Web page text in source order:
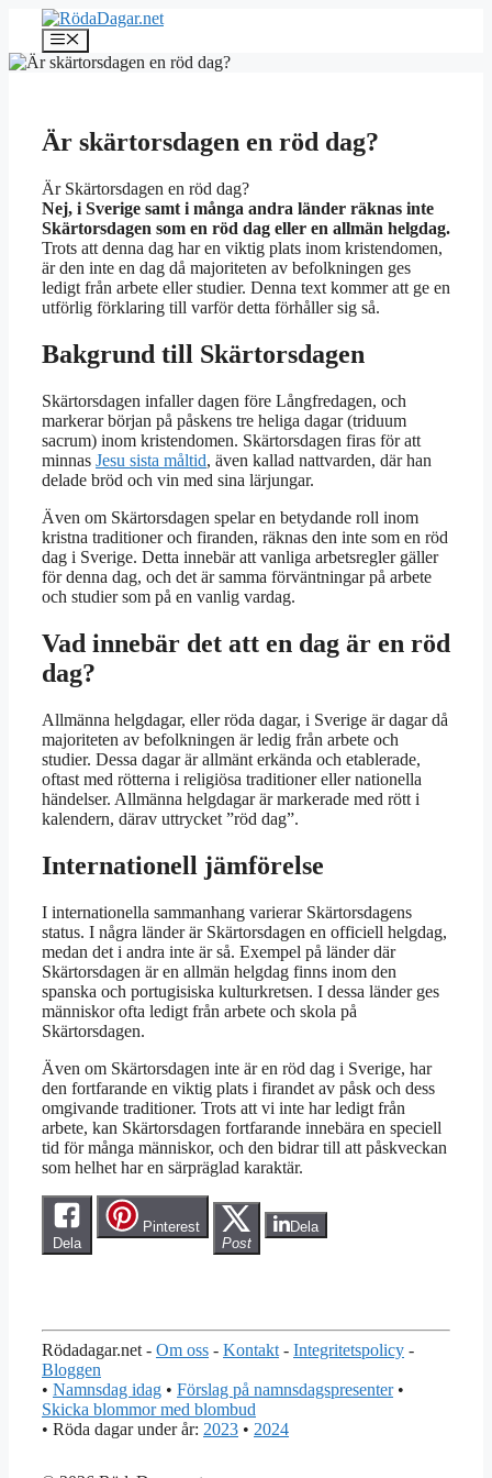
Hoppa
innehåll
Meny
Är skärtorsdagen en röd dag?
Är Skärtorsdagen en röd dag?
Nej, i Sverige samt i många andra länder räknas inte
Skärtorsdagen som en röd dag eller en allmän helgdag.
Trots att denna dag har en viktig plats inom kristendomen,
är den inte en dag då majoriteten av befolkningen ges
ledigt från arbete eller studier. Denna text kommer att ge en
utförlig förklaring till varför detta förhåller sig så.
Bakgrund till Skärtorsdagen
Skärtorsdagen infaller dagen före Långfredagen, och
markerar början på påskens tre heliga dagar (triduum
sacrum) inom kristendomen. Skärtorsdagen firas för att
minnas Jesu sista måltid, även kallad nattvarden, där han
delade bröd och vin med sina lärjungar.
Även om Skärtorsdagen spelar en betydande roll inom
kristna traditioner och firanden, räknas den inte som en röd
dag i Sverige. Detta innebär att vanliga arbetsregler gäller
för denna dag, och det är samma förväntningar på arbete
och studier som på en vanlig vardag.
Vad innebär det att en dag är en röd
dag?
Allmänna helgdagar, eller röda dagar, i Sverige är dagar då
majoriteten av befolkningen är ledig från arbete och
studier. Dessa dagar är allmänt erkända och etablerade,
oftast med rötterna i religiösa traditioner eller nationella
händelser. Allmänna helgdagar är markerade med rött i
kalendern, därav uttrycket ”röd dag”.
Internationell jämförelse
I internationella sammanhang varierar Skärtorsdagens
status. I några länder är Skärtorsdagen en officiell helgdag,
medan det i andra inte är så. Exempel på länder där
Skärtorsdagen är en allmän helgdag finns inom den
spanska och portugisiska kulturkretsen. I dessa länder ges
människor ofta ledigt från arbete och skola på
Skärtorsdagen.
Även om Skärtorsdagen inte är en röd dag i Sverige, har
den fortfarande en viktig plats i firandet av påsk och dess
omgivande traditioner. Trots att vi inte har ledigt från
arbete, kan Skärtorsdagen fortfarande innebära en speciell
tid för många människor, och den bidrar till att påskveckan
som helhet har en särpräglad karaktär.
Dela
Pinterest
Post
Dela
Rödadagar.net - Om oss - Kontakt - Integritetspolicy -
Bloggen
• Namnsdag idag • Förslag på namnsdagspresenter•
Skicka blommor med blombud
• Röda dagar under år: 2023 • 2024